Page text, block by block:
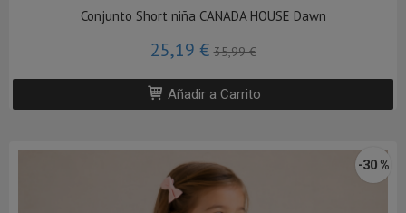
Conjunto Short niña CANADA HOUSE Dawn
25,19 €35,99 €
Añadir a Carrito
-30 %